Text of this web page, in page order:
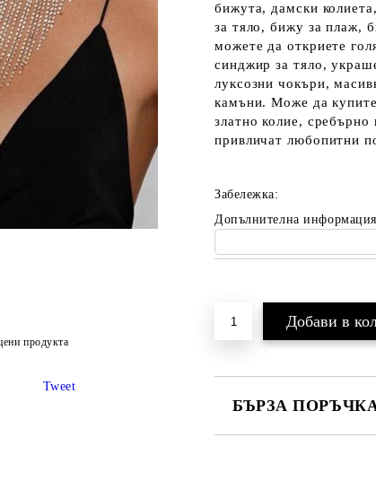
бижута, дамски
за тяло, бижу за плаж,
можете да откриете
синджир за тяло,
луксозни чокъри,
камъни. Може да купите
златно колие,
привличат любопитни
Забележка:
Допълнителна
БЪРЗА
продукта
Tweet